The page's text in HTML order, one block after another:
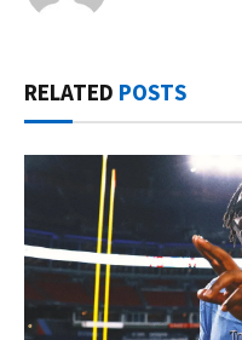
RELATED POSTS